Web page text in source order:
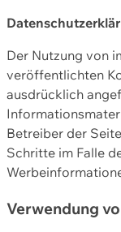
Der Nutzung von
veröffentlichten
ausdrücklich
Betreiber der
Schritte im Falle
Verwendung